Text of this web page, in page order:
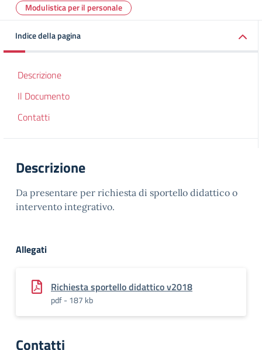
Modulistica per il personale
Indice della pagina
Descrizione
Il Documento
Contatti
Descrizione
Da presentare per richiesta di sportello didattico o
intervento integrativo.
Allegati
Richiesta sportello didattico v2018
pdf - 187 kb
Contatti